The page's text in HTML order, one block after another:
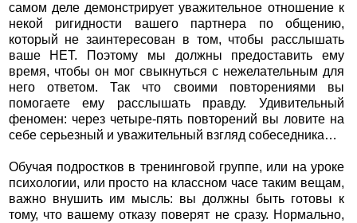
самом деле демонстрирует уважительное отношение к
некой ригидности вашего партнера по общению,
который не заинтересован в том, чтобы расслышать
ваше НЕТ. Поэтому мы должны предоставить ему
время, чтобы он мог свыкнуться с нежелательным для
него ответом. Так что своими повторениями вы
помогаете ему расслышать правду. Удивительный
феномен: через четыре-пять повторений вы ловите на
себе серьезный и уважительный взгляд собеседника…
Обучая подростков в тренинговой группе, или на уроке
психологии, или просто на классном часе таким вещам,
важно внушить им мысль: вы должны быть готовы к
тому, что вашему отказу поверят не сразу. Нормально,